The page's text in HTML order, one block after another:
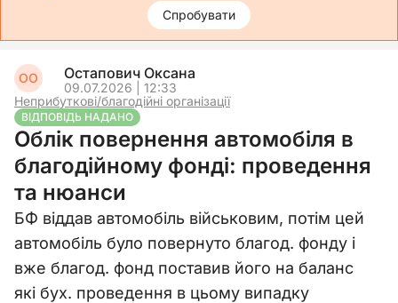
Спробувати
ОО Остапович Оксана
09.07.2026 | 12:33
Неприбуткові/благодійні організації
ВІДПОВІДЬ НАДАНО
Облік повернення автомобіля в
благодійному фонді: проведення
та нюанси
БФ віддав автомобіль військовим, потім цей
автомобіль було повернуто благод. фонду і
вже благод. фонд поставив його на баланс
які бух. проведення в цьому випадку